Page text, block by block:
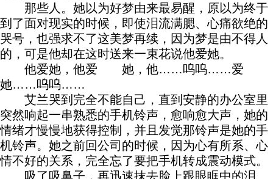
那些人。她以为好梦由来最易醒，原以为终于
到了面对现实的时候，即使泪流满腮、心痛欲绝的
哭号，也强求不了这美梦再续，因为梦是由不得人
的，可是他却在这时送来一束花说他爱她。
他爱她，他爱 她，他……呜呜……爱
她……呜呜……
艾兰哭到完全不能自己，直到安静的办公室里
突然响起一串熟悉的手机铃声，愈响愈大声，她的
情绪才慢慢地获得控制，并且发觉那铃声是她的手
机铃声。她之前回公司的时候，因为心有所系、心
情不好的关系，完全忘了要把手机转成震动模式。
吸了吸鼻子，再迅速抹去脸上跟眼眶中的泪